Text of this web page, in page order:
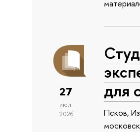
27
июл
2026
для
Псков,